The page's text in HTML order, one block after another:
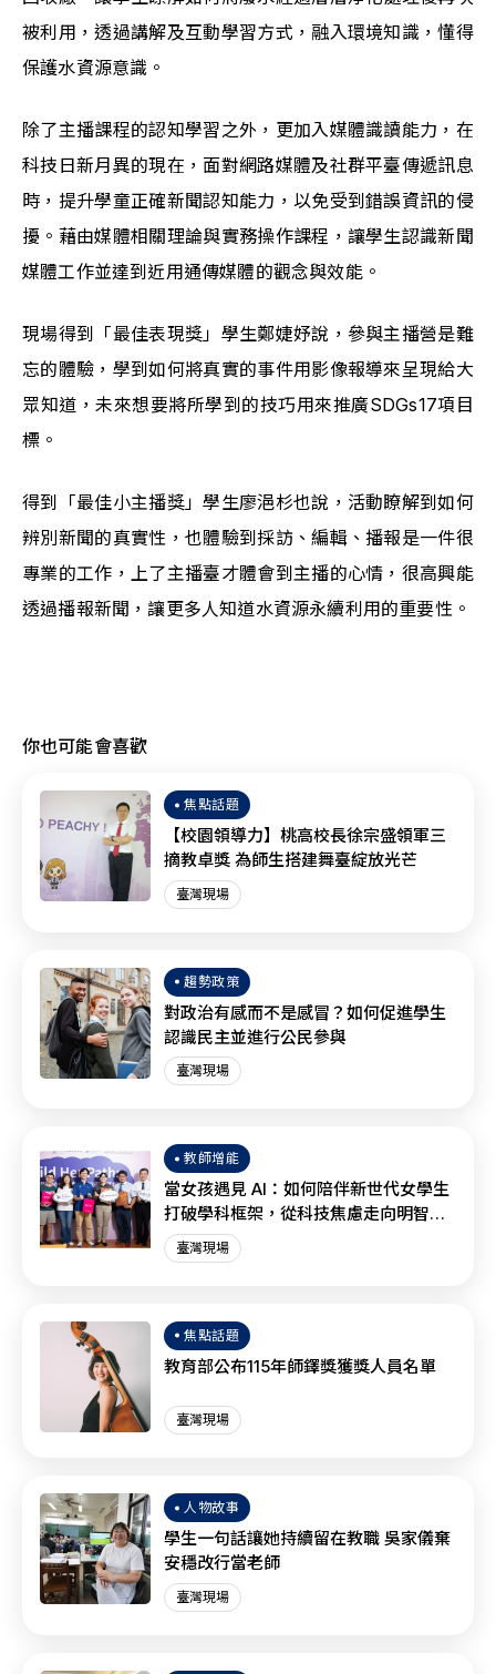
被利用，透過講解及互動學習方式，融入環境知識，懂得
保護水資源意識。
除了主播課程的認知學習之外，更加入媒體識讀能力，在
科技日新月異的現在，面對網路媒體及社群平臺傳遞訊息
時，提升學童正確新聞認知能力，以免受到錯誤資訊的侵
擾。藉由媒體相關理論與實務操作課程，讓學生認識新聞
媒體工作並達到近用通傳媒體的觀念與效能。
現場得到「最佳表現獎」學生鄭婕妤說，參與主播營是難
忘的體驗，學到如何將真實的事件用影像報導來呈現給大
眾知道，未來想要將所學到的技巧用來推廣SDGs17項目
標。
得到「最佳小主播獎」學生廖浥杉也說，活動瞭解到如何
辨別新聞的真實性，也體驗到採訪、編輯、播報是一件很
專業的工作，上了主播臺才體會到主播的心情，很高興能
透過播報新聞，讓更多人知道水資源永續利用的重要性。
你也可能會喜歡
焦點話題
【校園領導力】桃高校長徐宗盛領軍三
摘教卓獎 為師生搭建舞臺綻放光芒
臺灣現場
趨勢政策
對政治有感而不是感冒？如何促進學生
認識民主並進行公民參與
臺灣現場
教師增能
當女孩遇見 AI：如何陪伴新世代女學生
打破學科框架，從科技焦慮走向明智協
作？
臺灣現場
焦點話題
教育部公布115年師鐸獎獲獎人員名單
臺灣現場
人物故事
學生一句話讓她持續留在教職 吳家儀棄
安穩改行當老師
臺灣現場